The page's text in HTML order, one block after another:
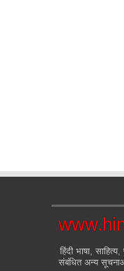
हिंदी भाषा,
संबंधित अन्य सूचनाओं